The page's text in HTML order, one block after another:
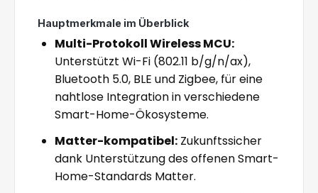
Hauptmerkmale im Überblick
Multi-Protokoll Wireless MCU:
Unterstützt Wi-Fi (802.11 b/g/n/ax),
Bluetooth 5.0, BLE und Zigbee, für eine
nahtlose Integration in verschiedene
Smart-Home-Ökosysteme.
Matter-kompatibel: Zukunftssicher
dank Unterstützung des offenen Smart-
Home-Standards Matter.